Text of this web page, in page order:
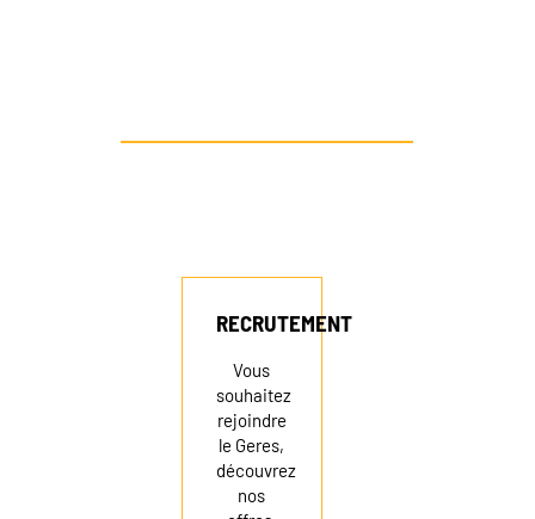
NEWSLETTER
RECRUTEMENT
Vous
souhaitez
rejoindre
le Geres,
découvrez
nos